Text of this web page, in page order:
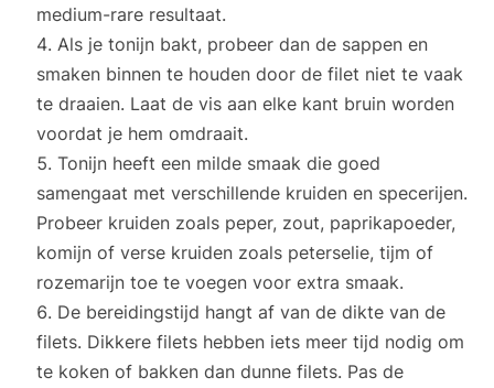
medium-rare resultaat.
Als je tonijn bakt, probeer dan de sappen en
smaken binnen te houden door de filet niet te vaak
te draaien. Laat de vis aan elke kant bruin worden
voordat je hem omdraait.
Tonijn heeft een milde smaak die goed
samengaat met verschillende kruiden en specerijen.
Probeer kruiden zoals peper, zout, paprikapoeder,
komijn of verse kruiden zoals peterselie, tijm of
rozemarijn toe te voegen voor extra smaak.
De bereidingstijd hangt af van de dikte van de
filets. Dikkere filets hebben iets meer tijd nodig om
te koken of bakken dan dunne filets. Pas de